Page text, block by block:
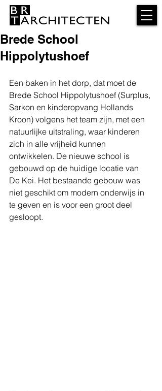
Brede School
Hippolytushoef
Een baken in het dorp, dat moet de
Brede School Hippolytushoef (Surplus,
Sarkon en kinderopvang Hollands
Kroon) volgens het team zijn, met een
natuurlijke uitstraling, waar kinderen
zich in alle vrijheid kunnen
ontwikkelen. De nieuwe school is
gebouwd op de huidige locatie van
De Kei. Het bestaande gebouw was
niet geschikt om modern onderwijs in
te geven en is voor een groot deel
gesloopt.